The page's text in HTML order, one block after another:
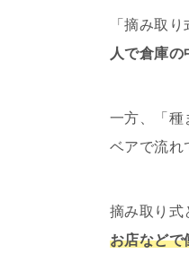
「摘み取
人で倉庫
一方、「種
ベアで流れ
摘み取り式
お店などで